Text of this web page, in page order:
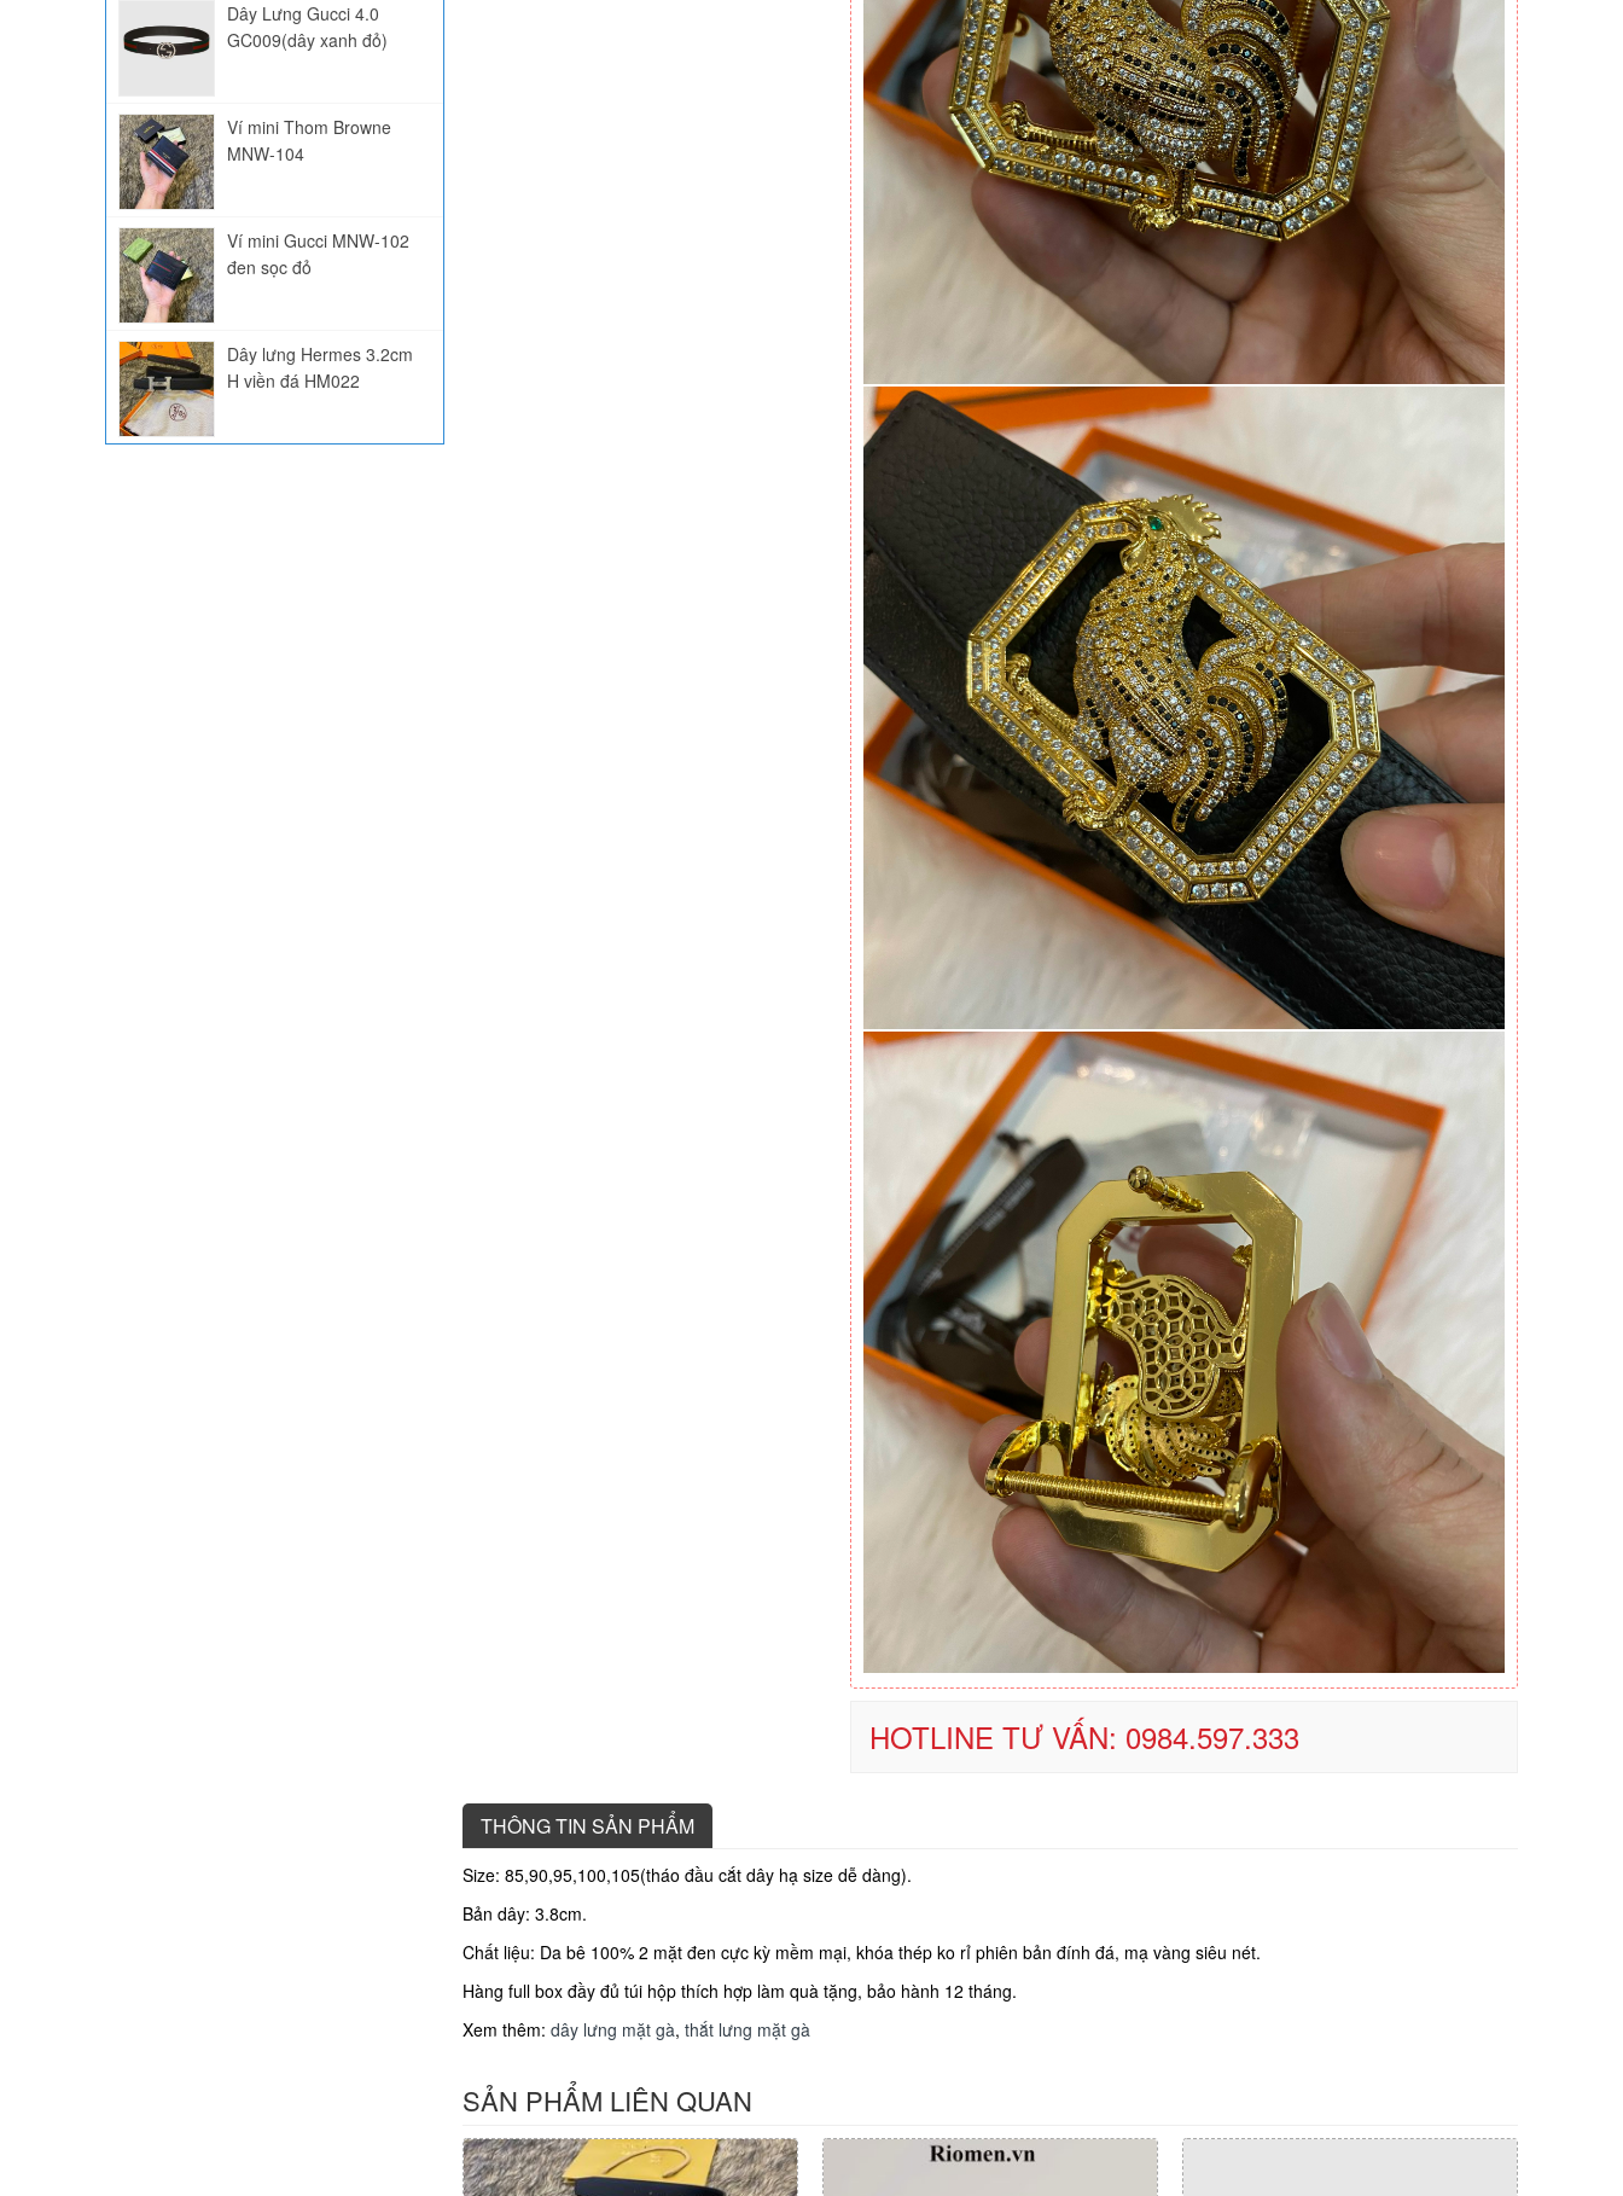
HOTLINE TƯ VẤN: 0984.597.333
THÔNG TIN SẢN PHẨM
Size: 85,90,95,100,105(tháo đầu cắt dây hạ size dễ dàng).
Bản dây: 3.8cm.
Chất liệu: Da bê 100% 2 mặt đen cực kỳ mềm mại, khóa thép ko rỉ phiên bản đính đá, mạ vàng siêu nét.
Hàng full box đầy đủ túi hộp thích hợp làm quà tặng, bảo hành 12 tháng.
Xem thêm: dây lưng mặt gà, thắt lưng mặt gà
SẢN PHẨM LIÊN QUAN
Dây Lưng Gucci 4.0
GC009(dây xanh đỏ)
Ví mini Thom Browne
MNW-104
Ví mini Gucci MNW-102
đen sọc đỏ
Dây lưng Hermes 3.2cm
H viền đá HM022